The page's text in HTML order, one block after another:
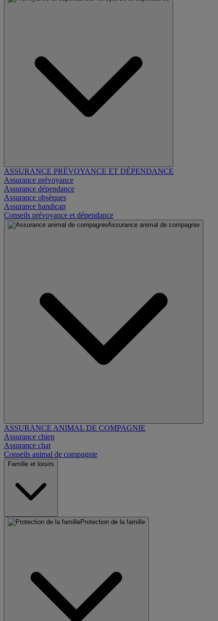
ASSURANCE PRÉVOYANCE ET DÉPENDANCE
Assurance prévoyance
Assurance dépendance
Assurance obsèques
Assurance handicap
Conseils prévoyance et dépendance
Assurance animal de compagnie
ASSURANCE ANIMAL DE COMPAGNIE
Assurance chien
Assurance chat
Conseils animal de compagnie
Famille et loisirs
Protection de la famille